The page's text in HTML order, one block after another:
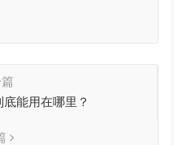
能用在哪里？